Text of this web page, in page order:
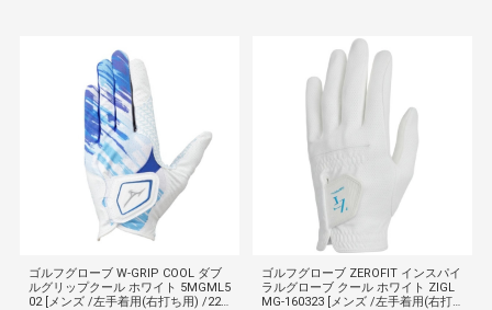
ゴルフグローブ W-GRIP COOL ダブ
ルグリップクール ホワイト 5MGML5
02 [メンズ /左手着用(右打ち用) /22c
ゴルフグローブ ZEROFIT インスパイ
ラルグローブ クール ホワイト ZIGL
MG-160323 [メンズ /左手着用(右打